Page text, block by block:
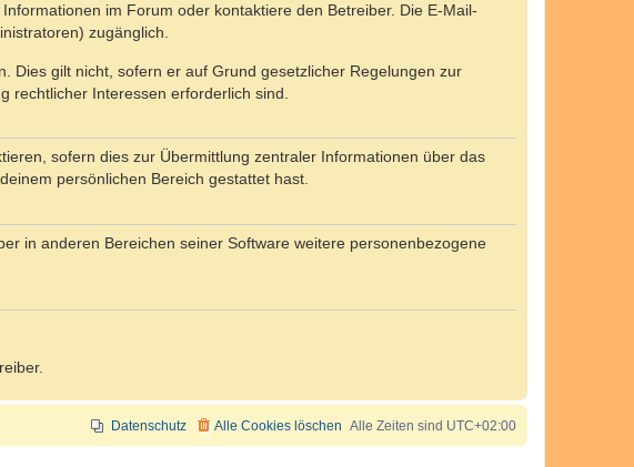
im Forum oder kontaktiere den Betreiber. Die E-Mail-
zugänglich.
Dies gilt nicht, sofern er auf Grund gesetzlicher Regelungen zur
rechtlicher Interessen erforderlich sind.
sofern dies zur Übermittlung zentraler Informationen über das
persönlichen Bereich gestattet hast.
in anderen Bereichen seiner Software weitere personenbezogene
Alle Zeiten sind UTC+02:00
Alle Cookies löschen
Datenschutz